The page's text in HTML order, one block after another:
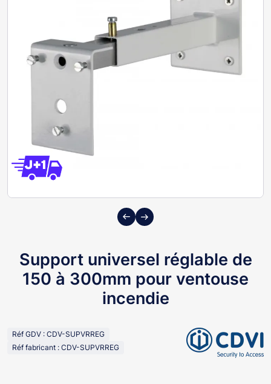
Previous
Next
Support universel réglable de
150 à 300mm pour ventouse
incendie
Réf GDV : CDV-SUPVRREG
Réf fabricant : CDV-SUPVRREG